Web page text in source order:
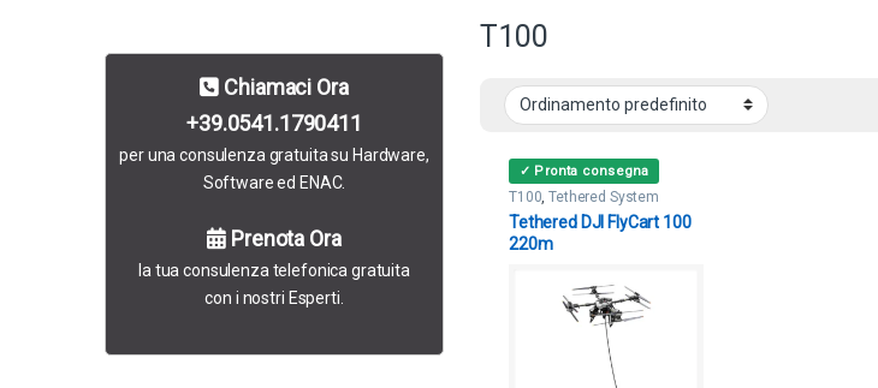
T100
✓ Pronta consegna
T100,Tethered System
Tethered DJI FlyCart 100
220m
Chiamaci Ora
+39.0541.1790411
per una consulenza gratuita su Hardware,
Software ed ENAC.
Prenota Ora
la tua consulenza telefonica gratuita
con i nostri Esperti.